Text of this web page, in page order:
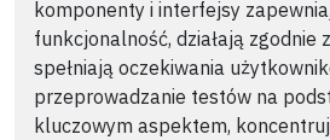
komponenty i interfejsy
funkcjonalność, działają zgodnie
spełniają oczekiwania
przeprowadzanie testów na
kluczowym aspektem,